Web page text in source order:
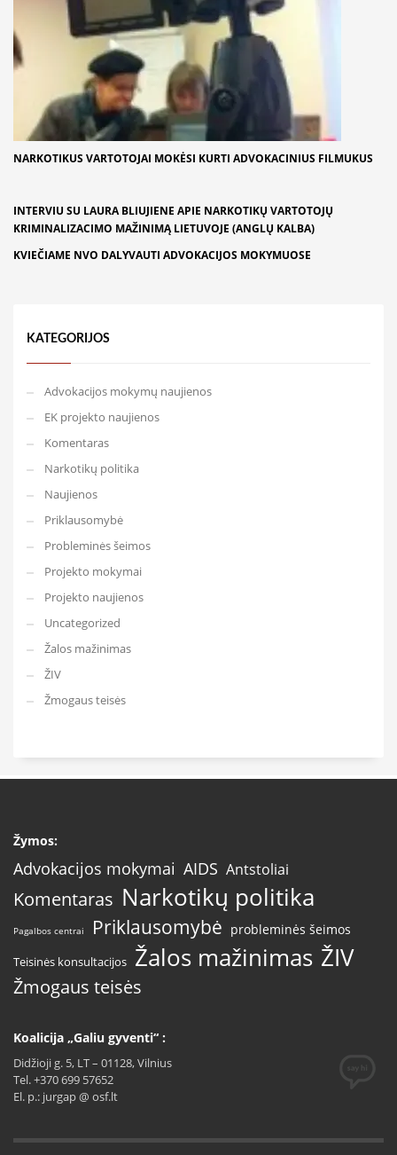
NARKOTIKUS VARTOTOJAI MOKĖSI KURTI ADVOKACINIUS FILMUKUS
INTERVIU SU LAURA BLIUJIENE APIE NARKOTIKŲ VARTOTOJŲ
KRIMINALIZACIMO MAŽINIMĄ LIETUVOJE (ANGLŲ KALBA)
KVIEČIAME NVO DALYVAUTI ADVOKACIJOS MOKYMUOSE
KATEGORIJOS
Advokacijos mokymų naujienos
EK projekto naujienos
Komentaras
Narkotikų politika
Naujienos
Priklausomybė
Probleminės šeimos
Projekto mokymai
Projekto naujienos
Uncategorized
Žalos mažinimas
ŽIV
Žmogaus teisės
Žymos:
Advokacijos mokymai AIDS Antstoliai
Komentaras Narkotikų politika
Pagalbos centrai Priklausomybė probleminės šeimos
Teisinės konsultacijos Žalos mažinimas ŽIV
Žmogaus teisės
Koalicija „Galiu gyventi“ :
Didžioji g. 5, LT – 01128, Vilnius
Tel. +370 699 57652
El. p.: jurgap @ osf.lt